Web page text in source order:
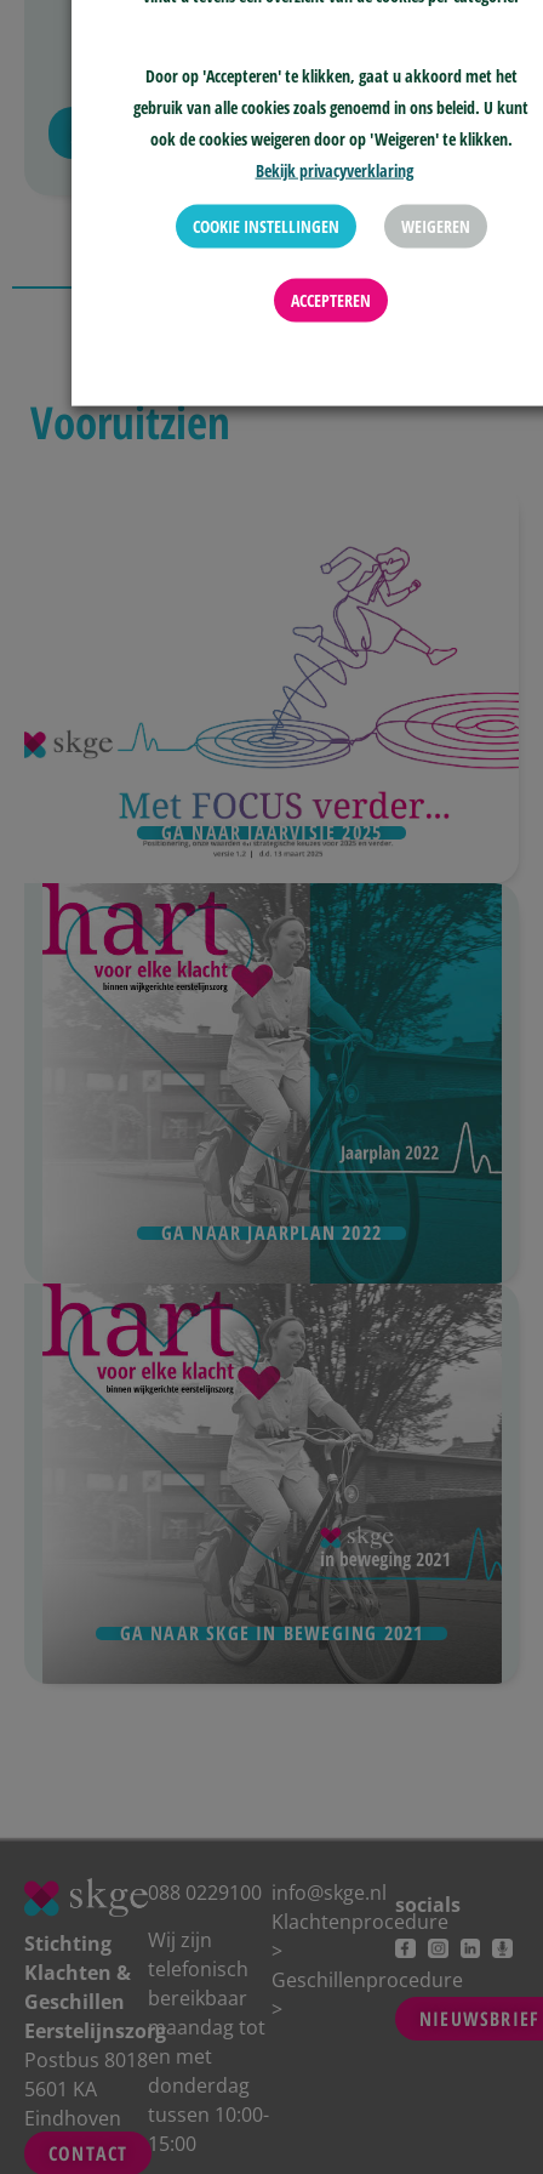
GA NAAR JAARVERSLAG 2019 GA NAAR JAARVERSLAG 2018
Vooruitzien
GA NAAR JAARVISIE 2025
GA NAAR JAARPLAN 2022
GA NAAR SKGE IN BEWEGING 2021
Stichting
Klachten &
Geschillen
Eerstelijnszorg
Postbus 8018
5601 KA
Eindhoven
CONTACT
088 0229100
Wij zijn
telefonisch
bereikbaar
maandag tot
en met
donderdag
tussen 10:00-
15:00
info@skge.nl
Klachtenprocedure
>
Geschillenprocedure
>
socials
NIEUWSBRIEF
Door op 'Accepteren' te klikken, gaat u akkoord met het
gebruik van alle cookies zoals genoemd in ons beleid. U kunt
ook de cookies weigeren door op 'Weigeren' te klikken.
Bekijk privacyverklaring
COOKIE INSTELLINGEN WEIGEREN
ACCEPTEREN